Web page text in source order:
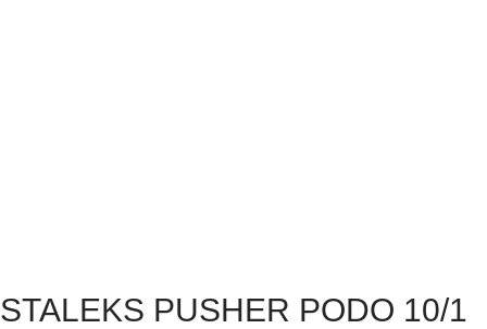
STALEKS PUSHER PODO 10/1